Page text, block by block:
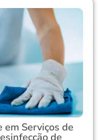
em Serviços de
de